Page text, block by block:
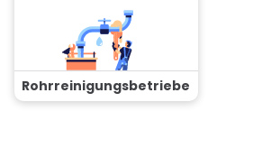
Rohrreinigungsbetriebe